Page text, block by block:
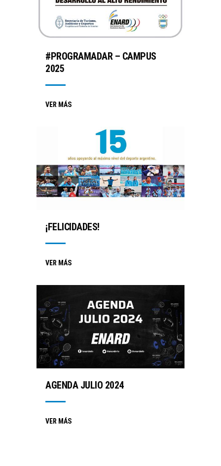
#PROGRAMADAR – CAMPUS
2025
VER MÁS
¡FELICIDADES!
VER MÁS
AGENDA JULIO 2024
VER MÁS